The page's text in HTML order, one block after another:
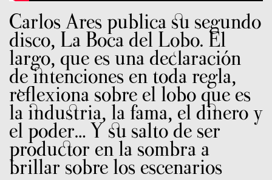
Carlos Ares publica su segundo
disco, La Boca del Lobo. El
largo, que es una declaración
de intenciones en toda regla,
reflexiona sobre el lobo que es
la industria, la fama, el dinero y
el poder… Y su salto de ser
productor en la sombra a
brillar sobre los escenarios